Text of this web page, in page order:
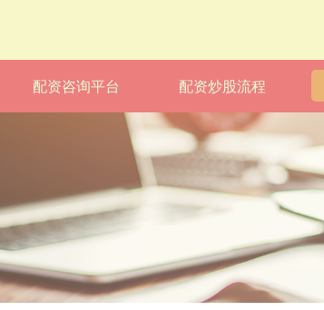
配资咨询平台 配资炒股流程